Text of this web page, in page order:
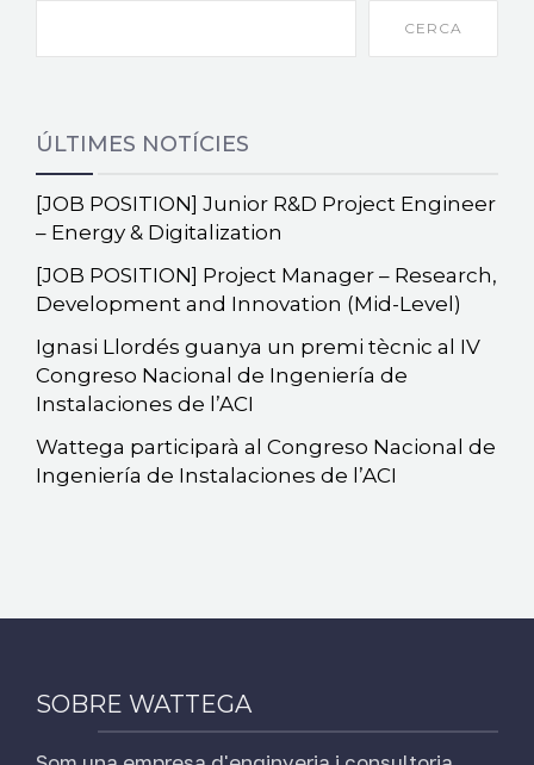
CERCA
ÚLTIMES NOTÍCIES
[JOB POSITION] Junior R&D Project Engineer
– Energy & Digitalization
[JOB POSITION] Project Manager – Research,
Development and Innovation (Mid-Level)
Ignasi Llordés guanya un premi tècnic al IV
Congreso Nacional de Ingeniería de
Instalaciones de l’ACI
Wattega participarà al Congreso Nacional de
Ingeniería de Instalaciones de l’ACI
SOBRE WATTEGA